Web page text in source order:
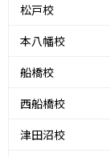
松戸校
本八幡校
船橋校
西船橋校
津田沼校